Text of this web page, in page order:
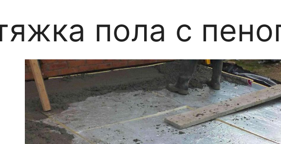
пола с